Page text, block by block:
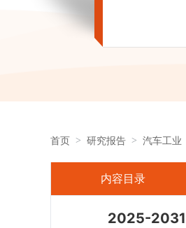
首页 研究报告 汽车工业
内容目录
2025-2031